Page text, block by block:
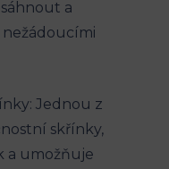
a
Jednou z
skřínky,
a umožňuje